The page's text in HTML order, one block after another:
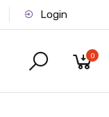
Login
0